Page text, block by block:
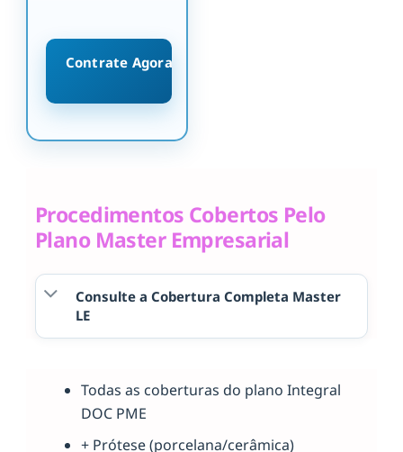
Contrate Agora
Procedimentos Cobertos Pelo
Plano Master Empresarial
Consulte a Cobertura Completa Master
LE
Todas as coberturas do plano Integral
DOC PME
+ Prótese (porcelana/cerâmica)